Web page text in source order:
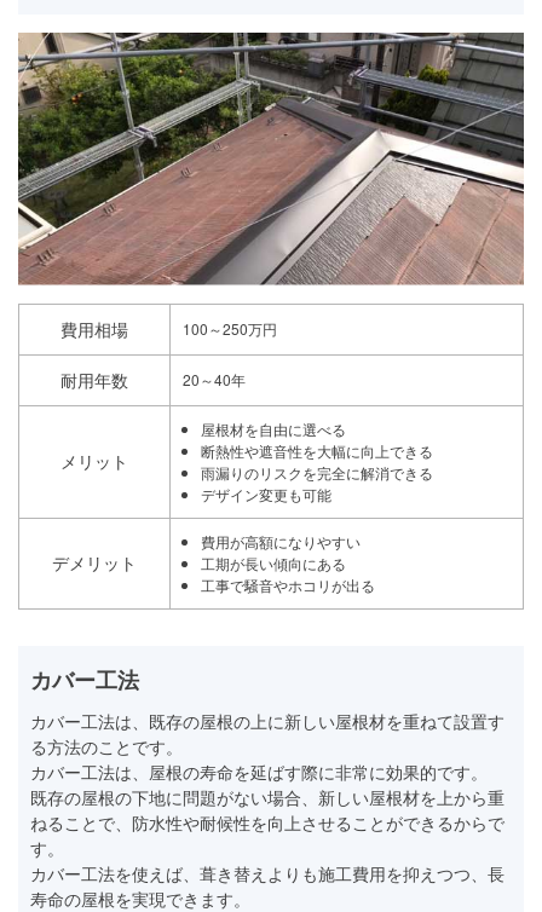
費用相場 100～250万円
耐用年数 20～40年
メリット
屋根材を自由に選べる
断熱性や遮音性を大幅に向上できる
雨漏りのリスクを完全に解消できる
デザイン変更も可能
デメリット
費用が高額になりやすい
工期が長い傾向にある
工事で騒音やホコリが出る
カバー工法
カバー工法は、既存の屋根の上に新しい屋根材を重ねて設置す
る方法のことです。
カバー工法は、屋根の寿命を延ばす際に非常に効果的です。
既存の屋根の下地に問題がない場合、新しい屋根材を上から重
ねることで、防水性や耐候性を向上させることができるからで
す。
カバー工法を使えば、葺き替えよりも施工費用を抑えつつ、長
寿命の屋根を実現できます。